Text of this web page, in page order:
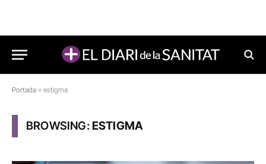
Portada » estigma
BROWSING:ESTIGMA